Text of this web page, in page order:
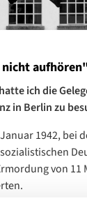
ich die
in Berlin zu
1942, bei
von